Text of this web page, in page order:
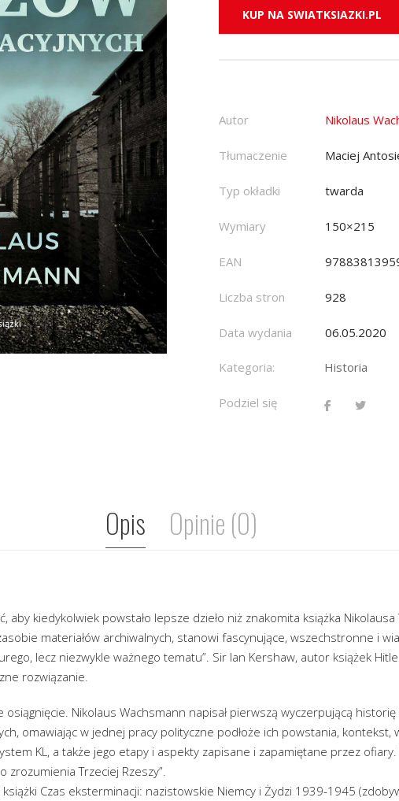
KUP NA SWIATKSIAZKI.PL
Autor Nikolaus
Tłumaczenie Maciej
Typ okładki twarda
Wymiary 150×215
EAN
Liczba stron 928
Data wydania 06.05.2020
Kategoria: Historia
Podziel się
Opis Opinie (0)
aby kiedykolwiek powstało lepsze dzieło niż znakomita książka Nikolausa
materiałów archiwalnych, stanowi fascynujące, wszechstronne i
lecz niezwykle ważnego tematu”. Sir Ian Kershaw, autor książek
rozwiązanie.
osiągnięcie. Nikolaus Wachsmann napisał pierwszą wyczerpującą
omawiając w jednej pracy polityczne podłoże ich powstania, kontekst,
KL, a także jego etapy i aspekty zapisane i zapamiętane przez
zrozumienia Trzeciej Rzeszy”.
Czas eksterminacji: nazistowskie Niemcy i Żydzi 1939-1945